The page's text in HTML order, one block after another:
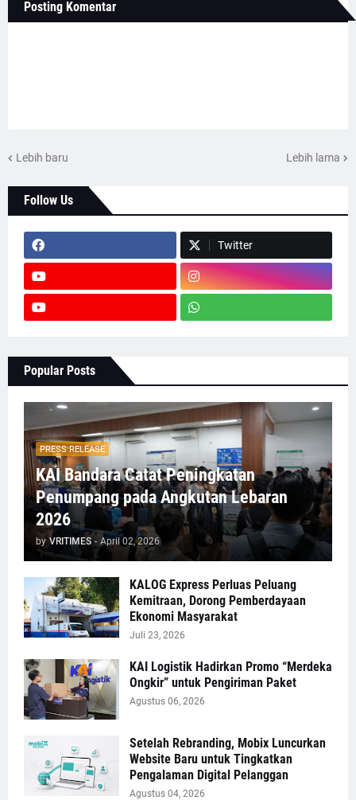
Posting Komentar
Lebih baru Lebih lama
Follow Us
Twitter
Popular Posts
PRESS RELEASE
KAI Bandara Catat Peningkatan
Penumpang pada Angkutan Lebaran
2026
by VRITIMES - April 02, 2026
KALOG Express Perluas Peluang
Kemitraan, Dorong Pemberdayaan
Ekonomi Masyarakat
Juli 23, 2026
KAI Logistik Hadirkan Promo “Merdeka
Ongkir” untuk Pengiriman Paket
Agustus 06, 2026
Setelah Rebranding, Mobix Luncurkan
Website Baru untuk Tingkatkan
Pengalaman Digital Pelanggan
Agustus 04, 2026